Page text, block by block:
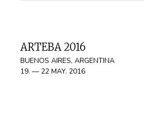
ARTEBA 2016
BUENOS AIRES, ARGENTINA
19. — 22 MAY. 2016